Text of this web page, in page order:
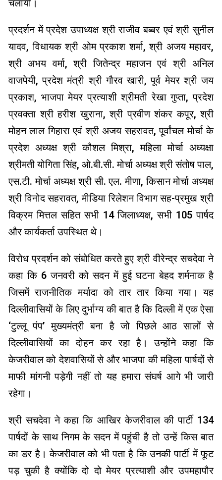
चलायी।
प्रदर्शन में प्रदेश उपाध्यक्ष श्री राजीव बब्बर एवं श्री सुनील
यादव, विधायक श्री ओम प्रकाश शर्मा, श्री अजय महावर,
श्री अभय वर्मा, श्री जितेन्द्र महाजन एवं श्री अनिल
वाजपेयी, प्रदेश मंत्री श्री गौरव खारी, पूर्व मेयर श्री जय
प्रकाश, भाजपा मेयर प्रत्याशी श्रीमती रेखा गुप्ता, प्रदेश
प्रवक्ता श्री हरीश खुराना, श्री प्रवीण शंकर कपूर, श्री
मोहन लाल गिहारा एवं श्री अजय सहरावत, पूर्वांचल मोर्चा के
प्रदेश अध्यक्ष श्री कौशल मिश्रा, महिला मोर्चा अध्यक्षा
श्रीमती योगिता सिंह, ओ.बी.सी. मोर्चा अध्यक्ष श्री संतोष पाल,
एस.टी. मोर्चा अध्यक्ष श्री सी. एल. मीणा, किसान मोर्चा अध्यक्ष
श्री विनोद सहरावत, मीडिया रिलेशन विभाग सह-प्रमुख श्री
विक्रम मित्तल सहित सभी 14 जिलाध्यक्ष, सभी 105 पार्षद
और कार्यकर्ता उपस्थित थे।
विरोध प्रदर्शन को संबोधित करते हुए श्री वीरेन्द्र सचदेवा ने
कहा कि 6 जनवरी को सदन में हुई घटना बेहद शर्मनाक है
जिसमें राजनीतिक मर्यादा को तार तार किया गया। यह
दिल्लीवासियों के लिए दुर्भाग्य की बात है कि दिल्ली में एक ऐसा
‘टुल्लू पंप’ मुख्यमंत्री बना है जो पिछले आठ सालों से
दिल्लीवासियों का दोहन कर रहा है। उन्होंने कहा कि
केजरीवाल को देशवासियों से और भाजपा की महिला पार्षदों से
माफी मांगनी पड़ेगी नहीं तो यह हमारा संघर्ष आगे भी जारी
रहेगा।
श्री सचदेवा ने कहा कि आखिर केजरीवाल की पार्टी 134
पार्षदों के साथ निगम के सदन में पहुंची है तो उन्हें किस बात
का डर है। केजरीवाल को भी पता है कि उनकी पार्टी में फूट
पड़ चुकी है क्योंकि दो दो मेयर प्रत्याशी और उपमहापौर